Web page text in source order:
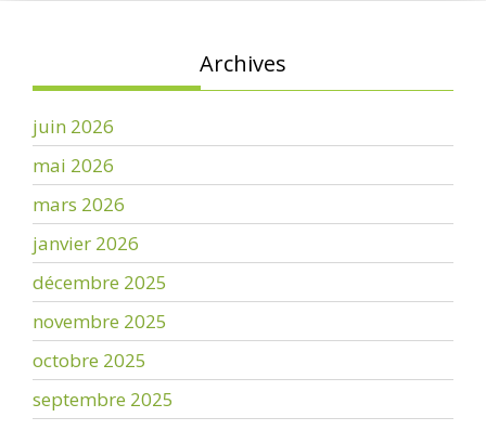
Archives
juin 2026
mai 2026
mars 2026
janvier 2026
décembre 2025
novembre 2025
octobre 2025
septembre 2025